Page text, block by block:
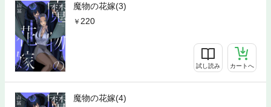
魔物の花嫁(3)
220
試し読み カートへ
魔物の花嫁(4)